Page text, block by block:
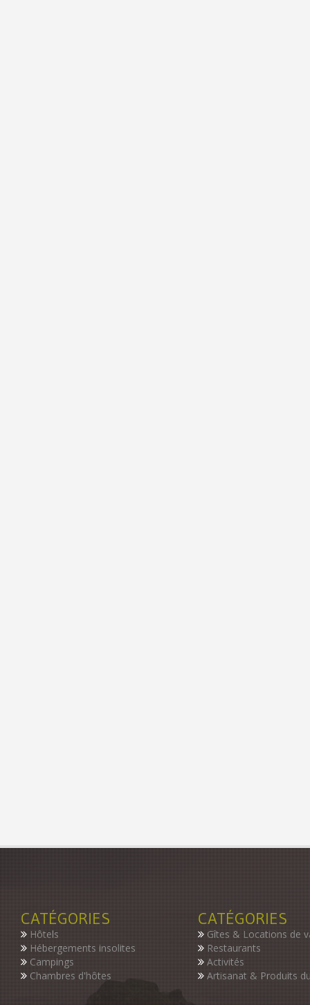
CATÉGORIES
Hôtels
Hébergements insolites
Campings
Chambres d'hôtes
CATÉGORIES
Gîtes & Locations de
Restaurants
Activités
Artisanat & Produits